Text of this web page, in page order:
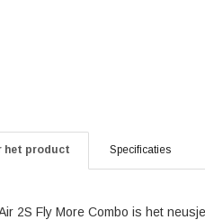
het product Specificaties
2S Fly More Combo is het